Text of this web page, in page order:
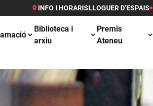
INFO I HORARISLLOGUER D’ESPAIS
Biblioteca i
arxiu
Premis
Ateneu